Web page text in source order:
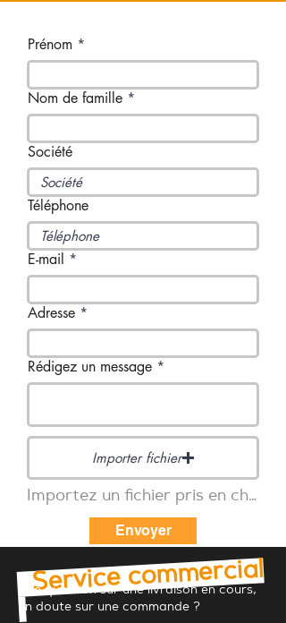
Prénom
Nom de famille
Société
Téléphone
E-mail
Adresse
Rédigez un message
Importer fichier
Importez un fichier pris en charge (max. 15 Mo)
Envoyer
Service commercial
Une question sur une livraison en cours,
un doute sur une commande ?